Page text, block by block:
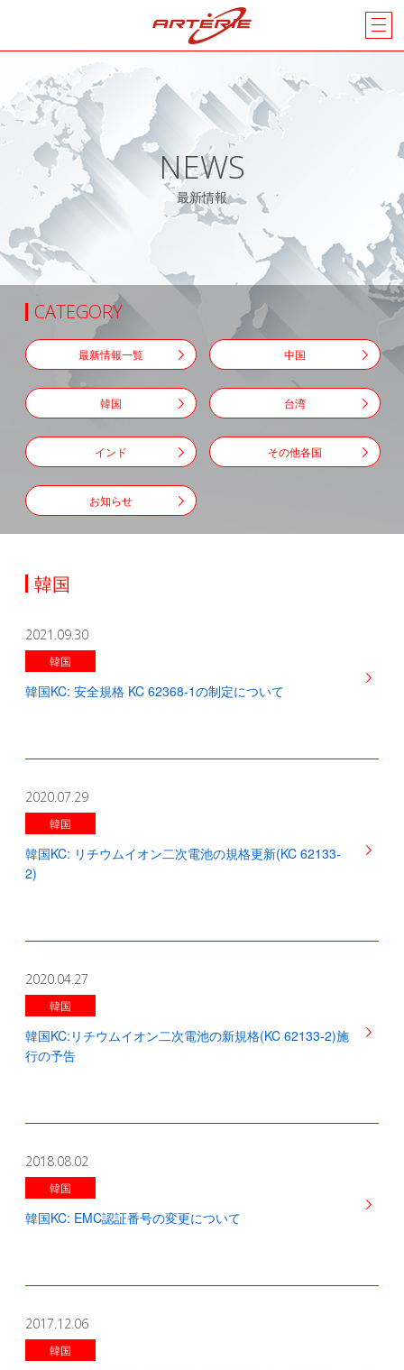
NEWS
最新情報
CATEGORY
最新情報一覧 中国
韓国 台湾
インド その他各国
お知らせ
韓国
2021.09.30
韓国
韓国KC: 安全規格 KC 62368-1の制定について
2020.07.29
韓国
韓国KC: リチウムイオン二次電池の規格更新(KC 62133-
2)
2020.04.27
韓国
韓国KC:リチウムイオン二次電池の新規格(KC 62133-2)施
行の予告
2018.08.02
韓国
韓国KC: EMC認証番号の変更について
2017.12.06
韓国